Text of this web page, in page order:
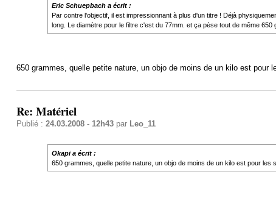
Eric Schuepbach a écrit :
Par contre l'objectif, il est impressionnant à plus d'un titre ! Déjà
long. Le diamètre pour le filtre c'est du 77mm. et ça pèse tout de même 650
650 grammes, quelle petite nature, un objo de moins de un kilo est pour
Re: Matériel
Publié : 24.03.2008 - 12h43par Leo_11
Okapi a écrit :
650 grammes, quelle petite nature, un objo de moins de un kilo est pour les